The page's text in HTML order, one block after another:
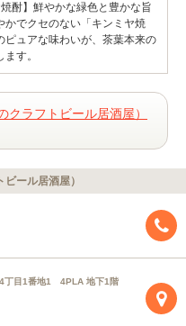
酎】鮮やかな緑色と豊かな旨
かでクセのない「キンミヤ焼
ピュアな味わいが、茶葉本来の
す。
ラフトビール居酒屋）
ール居酒屋）
4丁目1番地1 4PLA 地下1階